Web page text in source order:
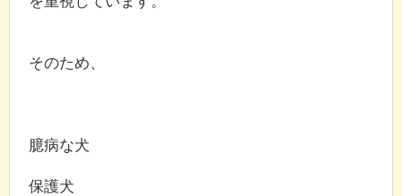
そのため、
臆病な犬
保護犬